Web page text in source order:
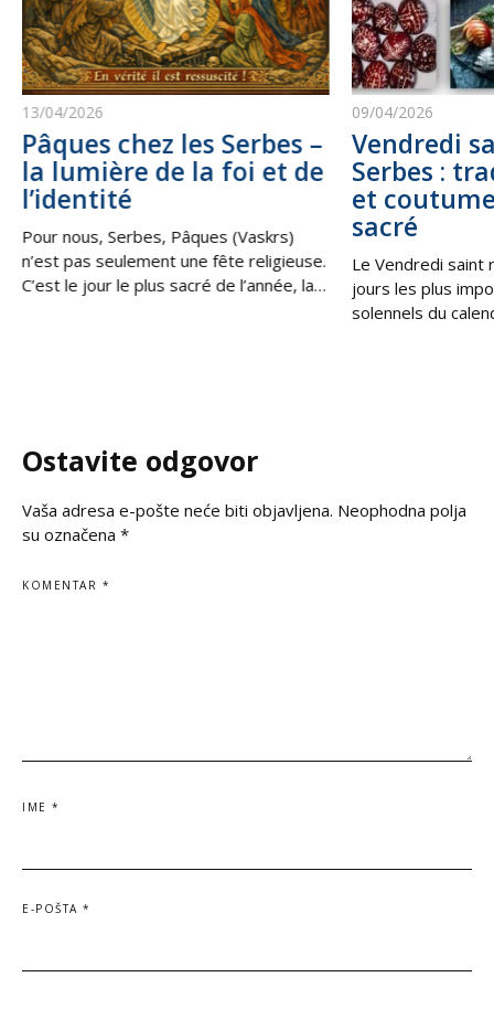
13/04/2026
Pâques chez les Serbes –
la lumière de la foi et de
l’identité
Pour nous, Serbes, Pâques (Vaskrs)
n’est pas seulement une fête religieuse.
C’est le jour le plus sacré de l’année, la
09/04/2026
Vendredi
Serbes :
et
sacré
Le Vendredi saint
jours les plus
solennels du
Ostavite odgovor
Vaša adresa e-pošte neće biti objavljena. Neophodna polja
su označena *
KOMENTAR *
IME *
E-POŠTA *